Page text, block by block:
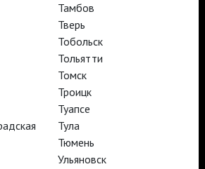
на рассылку
Поддержать
Как организовать показ в вашем городе
Контакты
TheatreHD 2026
18+
Тамбов
Тверь
Тобольск
Тольятти
Томск
Троицк
Туапсе
Тула
Тюмень
Ульяновск